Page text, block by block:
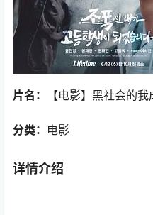
片名： 【电影】黑社会的
分类： 电影
详情介绍